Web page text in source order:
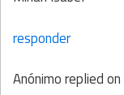
responder
Anónimoreplied on